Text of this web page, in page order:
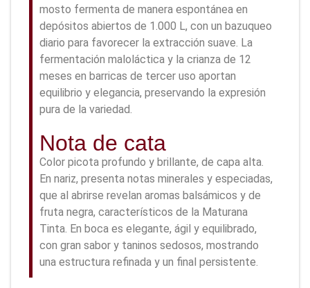
mosto fermenta de manera espontánea en
depósitos abiertos de 1.000 L, con un bazuqueo
diario para favorecer la extracción suave. La
fermentación maloláctica y la crianza de 12
meses en barricas de tercer uso aportan
equilibrio y elegancia, preservando la expresión
pura de la variedad.
Nota de cata
Color picota profundo y brillante, de capa alta.
En nariz, presenta notas minerales y especiadas,
que al abrirse revelan aromas balsámicos y de
fruta negra, característicos de la Maturana
Tinta. En boca es elegante, ágil y equilibrado,
con gran sabor y taninos sedosos, mostrando
una estructura refinada y un final persistente.